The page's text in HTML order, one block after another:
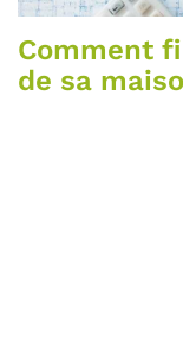
Comment
de sa